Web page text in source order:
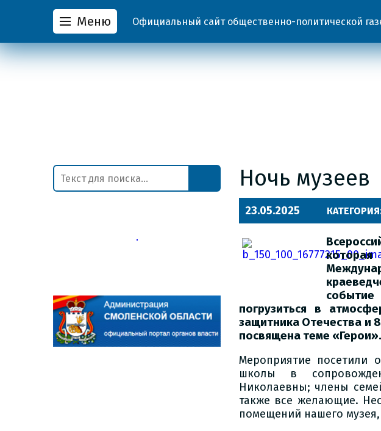
Меню Официальный сайт общественно-политической
Ночь музеев
23.05.2025
погрузиться в
защитника Отечества и
посвящена теме «Герои».
Мероприятие посетили
школы в
Николаевны; члены
также все желающие.
помещений нашего